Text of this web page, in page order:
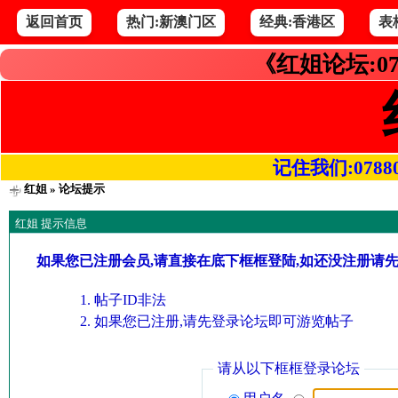
返回首页 热门:新澳门区 经典:香港区 表
《红姐论坛
记住我们
红姐» 论坛提示
红姐 提示信息
如果您已注册会员,请直接在底下框框登陆,如还没注册请
帖子ID非法
如果您已注册,请先登录论坛即可游览帖子
请从以下框框登录论坛